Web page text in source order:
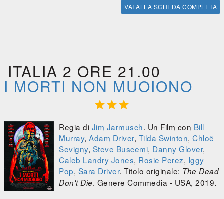
VAI ALLA SCHEDA COMPLETA
ITALIA 2 ORE 21.00
I MORTI NON MUOIONO

Regia di Jim Jarmusch. Un Film con Bill
Murray, Adam Driver, Tilda Swinton, Chloë
Sevigny, Steve Buscemi, Danny Glover,
Caleb Landry Jones, Rosie Perez, Iggy
Pop, Sara Driver. Titolo originale: The Dead
Don't Die. Genere Commedia - USA, 2019.